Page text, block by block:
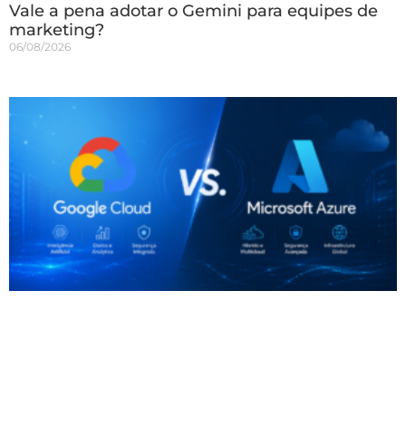
Vale a pena adotar o Gemini para equipes de
marketing?
06/08/2026